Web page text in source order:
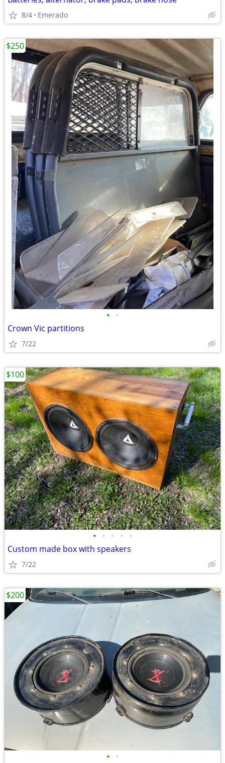
8/4 Emerado
• •
Crown Vic partitions
7/22
$250
• • • • •
Custom made box with speakers
7/22
$100
• •
$200